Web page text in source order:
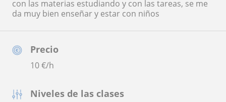
Precio
10€/h
Niveles de las clases
con las materias estudiando y con las tareas, se me
da muy bien enseñar y estar con niños